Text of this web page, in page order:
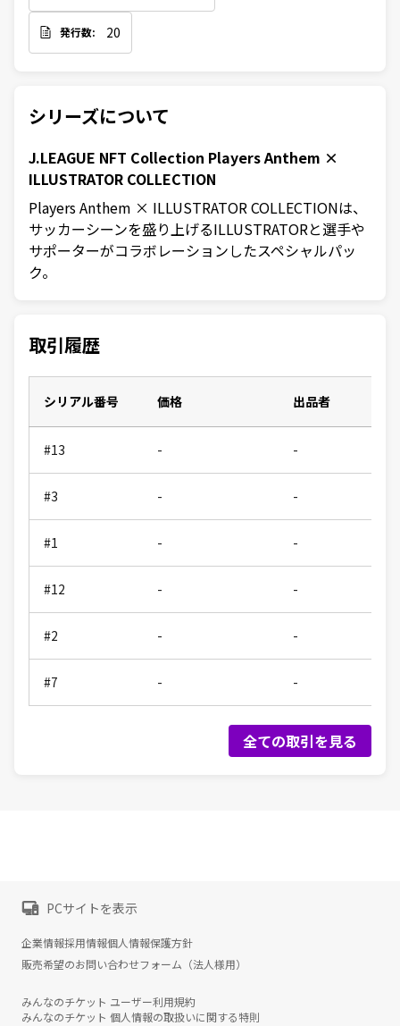
発行数: 20
シリーズについて
J.LEAGUE NFT Collection Players Anthem ×
ILLUSTRATOR COLLECTION
Players Anthem × ILLUSTRATOR COLLECTIONは、
サッカーシーンを盛り上げるILLUSTRATORと選手や
サポーターがコラボレーションしたスペシャルパッ
ク。
取引履歴
シリアル番号 価格 出品者
#13 - -
#3 - -
#1 - -
#12 - -
#2 - -
#7 - -
全ての取引を見る
PCサイトを表示
企業情報採用情報個人情報保護方針
販売希望のお問い合わせフォーム（法人様用）
みんなのチケット ユーザー利用規約
みんなのチケット 個人情報の取扱いに関する特則